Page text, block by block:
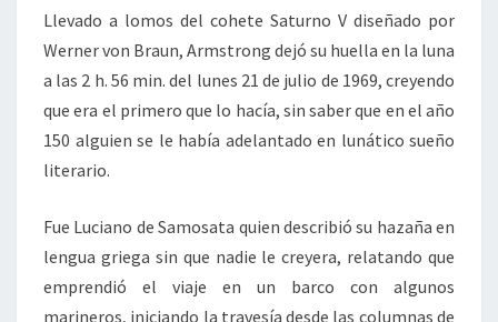
Llevado a lomos del cohete Saturno V diseñado por
Werner von Braun, Armstrong dejó su huella en la luna
a las 2 h. 56 min. del lunes 21 de julio de 1969, creyendo
que era el primero que lo hacía, sin saber que en el año
150 alguien se le había adelantado en lunático sueño
literario.
Fue Luciano de Samosata quien describió su hazaña en
lengua griega sin que nadie le creyera, relatando que
emprendió el viaje en un barco con algunos
marineros, iniciando la travesía desde las columnas de